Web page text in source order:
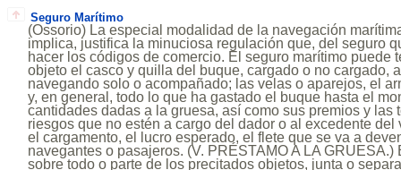
Seguro Marítimo
(Ossorio) La especial modalidad de la navegación
implica, justifica la minuciosa regulación que, del seguro
hacer los códigos de comercio. El seguro marítimo puede
objeto el casco y quilla del buque, cargado o no cargado,
navegando solo o acompañado; las velas o aparejos, el
y, en general, todo lo que ha gastado el buque hasta el
cantidades dadas a la gruesa, así como sus premios y las
riesgos que no estén a cargo del dador o al excedente del
el cargamento, el lucro esperado, el flete que se va a
navegantes o pasajeros. (V. PRÉSTAMO A LA
sobre todo o parte de los precitados objetos, junta o